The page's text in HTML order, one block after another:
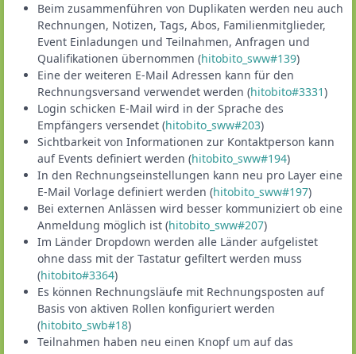
Beim zusammenführen von Duplikaten werden neu auch
Rechnungen, Notizen, Tags, Abos, Familienmitglieder,
Event Einladungen und Teilnahmen, Anfragen und
Qualifikationen übernommen (hitobito_sww#139)
Eine der weiteren E-Mail Adressen kann für den
Rechnungsversand verwendet werden (hitobito#3331)
Login schicken E-Mail wird in der Sprache des
Empfängers versendet (hitobito_sww#203)
Sichtbarkeit von Informationen zur Kontaktperson kann
auf Events definiert werden (hitobito_sww#194)
In den Rechnungseinstellungen kann neu pro Layer eine
E-Mail Vorlage definiert werden (hitobito_sww#197)
Bei externen Anlässen wird besser kommuniziert ob eine
Anmeldung möglich ist (hitobito_sww#207)
Im Länder Dropdown werden alle Länder aufgelistet
ohne dass mit der Tastatur gefiltert werden muss
(hitobito#3364)
Es können Rechnungsläufe mit Rechnungsposten auf
Basis von aktiven Rollen konfiguriert werden
(hitobito_swb#18)
Teilnahmen haben neu einen Knopf um auf das